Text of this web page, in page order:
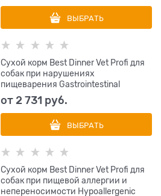
ВЫБРАТЬ
Сухой корм Best Dinner Vet Profi для
собак при нарушениях
пищеварения Gastrointestinal
от2 731 руб.
ВЫБРАТЬ
Сухой корм Best Dinner Vet Profi для
собак при пищевой аллергии и
непереносимости Hypoallergenic